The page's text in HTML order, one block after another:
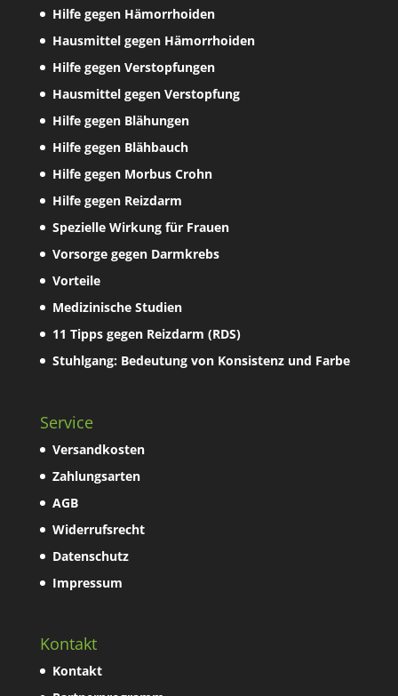
Hilfe gegen Hämorrhoiden
Hausmittel gegen Hämorrhoiden
Hilfe gegen Verstopfungen
Hausmittel gegen Verstopfung
Hilfe gegen Blähungen
Hilfe gegen Blähbauch
Hilfe gegen Morbus Crohn
Hilfe gegen Reizdarm
Spezielle Wirkung für Frauen
Vorsorge gegen Darmkrebs
Vorteile
Medizinische Studien
11 Tipps gegen Reizdarm (RDS)
Stuhlgang: Bedeutung von Konsistenz und Farbe
Service
Versandkosten
Zahlungsarten
AGB
Widerrufsrecht
Datenschutz
Impressum
Kontakt
Kontakt